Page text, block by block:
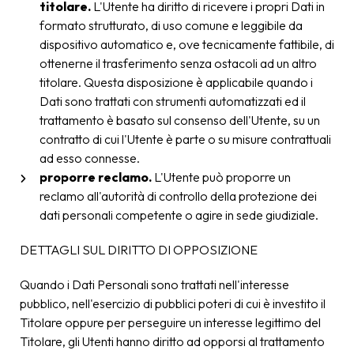
titolare. L'Utente ha diritto di ricevere i propri Dati in
formato strutturato, di uso comune e leggibile da
dispositivo automatico e, ove tecnicamente fattibile, di
ottenerne il trasferimento senza ostacoli ad un altro
titolare. Questa disposizione è applicabile quando i
Dati sono trattati con strumenti automatizzati ed il
trattamento è basato sul consenso dell'Utente, su un
contratto di cui l'Utente è parte o su misure contrattuali
ad esso connesse.
proporre reclamo. L'Utente può proporre un
reclamo all'autorità di controllo della protezione dei
dati personali competente o agire in sede giudiziale.
DETTAGLI SUL DIRITTO DI OPPOSIZIONE
Quando i Dati Personali sono trattati nell'interesse
pubblico, nell'esercizio di pubblici poteri di cui è investito il
Titolare oppure per perseguire un interesse legittimo del
Titolare, gli Utenti hanno diritto ad opporsi al trattamento